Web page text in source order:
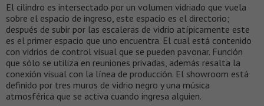
El cilindro es intersectado por un volumen vidriado que vuela
sobre el espacio de ingreso, este espacio es el directorio;
después de subir por las escaleras de vidrio atípicamente este
es el primer espacio que uno encuentra. El cual está contenido
con vidrios de control visual que se pueden pavonar. Función
que sólo se utiliza en reuniones privadas, además resalta la
conexión visual con la línea de producción. El showroom está
definido por tres muros de vidrio negro y una música
atmosférica que se activa cuando ingresa alguien.